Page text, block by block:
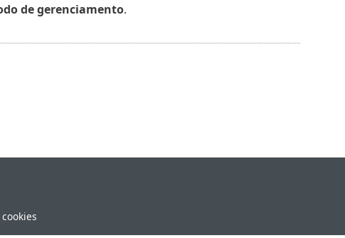
de gerenciamento.